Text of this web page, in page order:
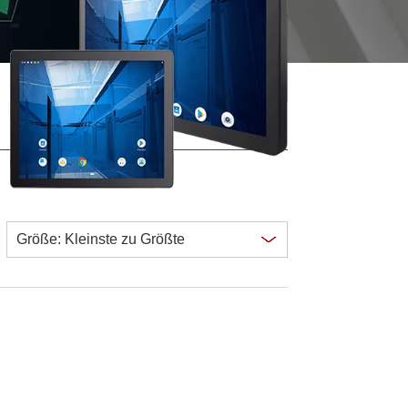
Edelstahlqualität
Edelstahl-Panel-PCs
Edelstahldisplay